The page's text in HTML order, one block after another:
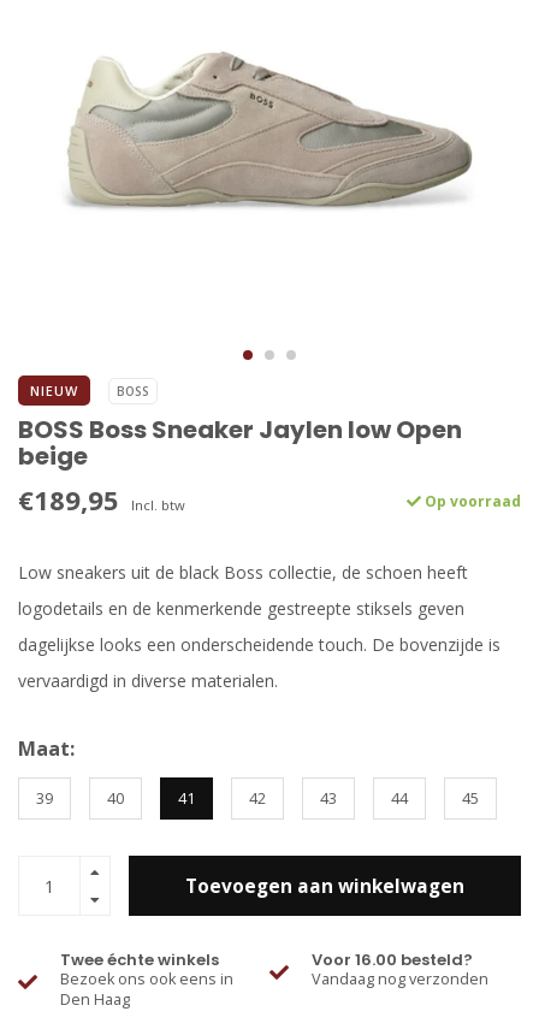
NIEUW BOSS
BOSS Boss Sneaker Jaylen low Open
beige
€189,95 Incl. btw Op voorraad
Low sneakers uit de black Boss collectie, de schoen heeft
logodetails en de kenmerkende gestreepte stiksels geven
dagelijkse looks een onderscheidende touch. De bovenzijde is
vervaardigd in diverse materialen.
Maat:
39 40 41 42 43 44 45
Toevoegen aan winkelwagen
Twee échte winkels
Bezoek ons ook eens in
Den Haag
Voor 16.00 besteld?
Vandaag nog verzonden